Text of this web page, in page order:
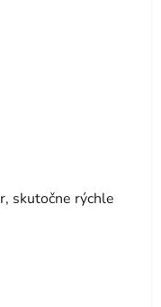
skutočne rýchle